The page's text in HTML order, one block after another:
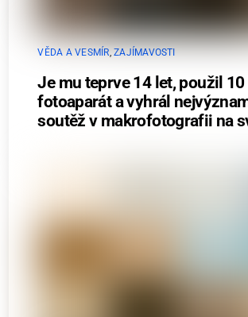
VĚDA A VESMÍR ,ZAJÍMAVOSTI
Je mu teprve 14 let, použil
fotoaparát a vyhrál
soutěž v makrofotografii na